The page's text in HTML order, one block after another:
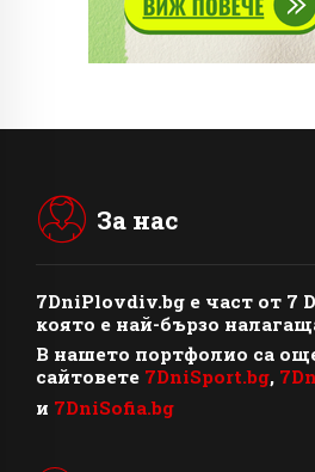
За нас
7DniPlovdiv.bg e част от 7
която е най-бързо
В нашето портфолио са
сайтовете 7DniSport.bg,
и 7DniSofia.bg